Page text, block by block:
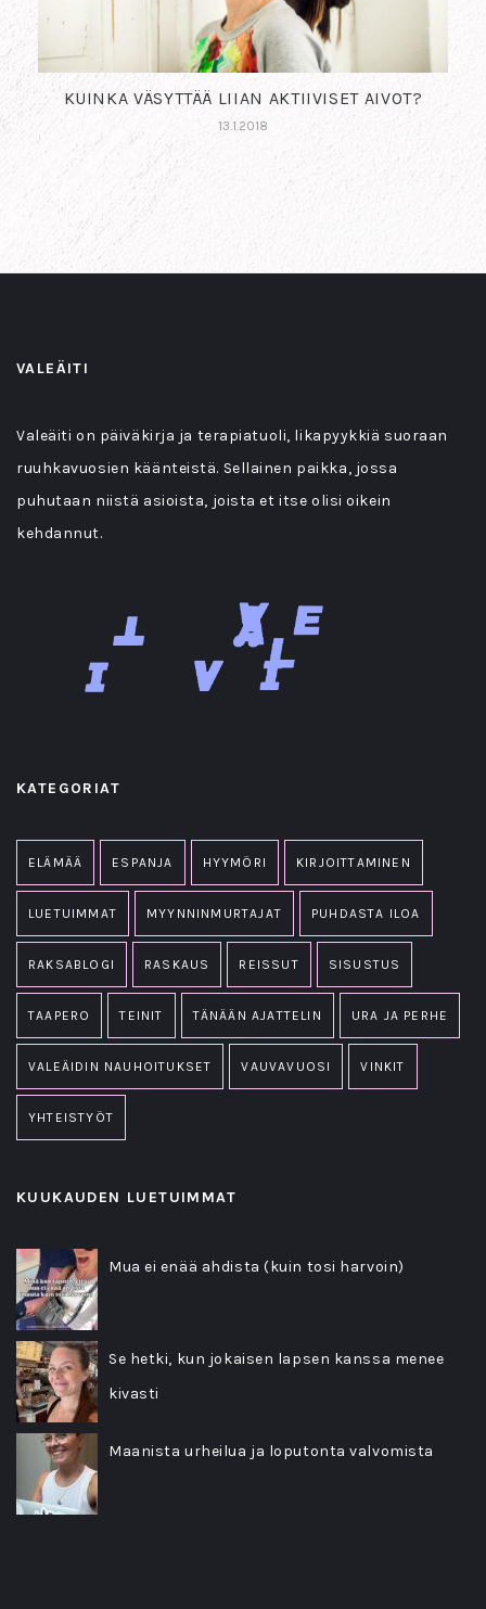
KUINKA VÄSYTTÄÄ LIIAN AKTIIVISET AIVOT?
13.1.2018
VALEÄITI
Valeäiti on päiväkirja ja terapiatuoli, likapyykkiä suoraan
ruuhkavuosien käänteistä. Sellainen paikka, jossa
puhutaan niistä asioista, joista et itse olisi oikein
kehdannut.
KATEGORIAT
ELÄMÄÄ ESPANJA HYYMÖRI KIRJOITTAMINEN
LUETUIMMAT MYYNNINMURTAJAT PUHDASTA ILOA
RAKSABLOGI RASKAUS REISSUT SISUSTUS
TAAPERO TEINIT TÄNÄÄN AJATTELIN URA JA PERHE
VALEÄIDIN NAUHOITUKSET VAUVAVUOSI VINKIT
YHTEISTYÖT
KUUKAUDEN LUETUIMMAT
Mua ei enää ahdista (kuin tosi harvoin)
Se hetki, kun jokaisen lapsen kanssa menee
kivasti
Maanista urheilua ja loputonta valvomista